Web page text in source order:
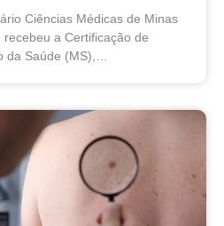
Ciências Médicas de Minas
a Certificação de
da Saúde (MS),